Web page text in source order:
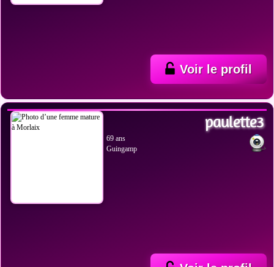
Voir le profil
paulette3
69 ans
Guingamp